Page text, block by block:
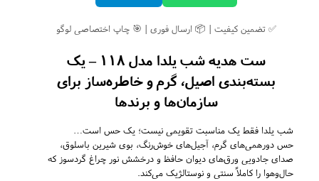
✅ تضمین کیفیت | 📦 ارسال فوری | 🎯 چاپ اختصاصی لوگو
ست هدیه شب یلدا مدل 118 – یک
بسته‌بندی اصیل، گرم و خاطره‌ساز برای
سازمان‌ها و برندها
شب یلدا فقط یک مناسبت تقویمی نیست؛ یک حس است…
حس دورهمی‌های گرم، آجیل‌های خوش‌رنگ، بوی شیرین باسلوق،
صدای جادویی ورق‌های دیوان حافظ و درخشش نور چراغ گردسوز که
حال‌و‌هوا را کاملاً سنتی و نوستالژیک می‌کند.